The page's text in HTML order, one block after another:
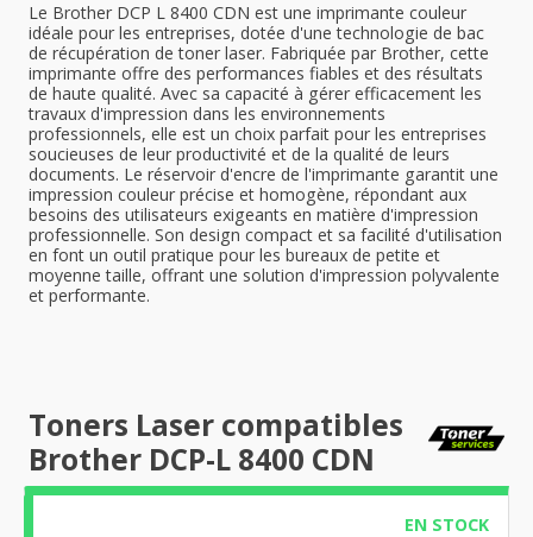
Le Brother DCP L 8400 CDN est une imprimante couleur
idéale pour les entreprises, dotée d'une technologie de bac
de récupération de toner laser. Fabriquée par Brother, cette
imprimante offre des performances fiables et des résultats
de haute qualité. Avec sa capacité à gérer efficacement les
travaux d'impression dans les environnements
professionnels, elle est un choix parfait pour les entreprises
soucieuses de leur productivité et de la qualité de leurs
documents. Le réservoir d'encre de l'imprimante garantit une
impression couleur précise et homogène, répondant aux
besoins des utilisateurs exigeants en matière d'impression
professionnelle. Son design compact et sa facilité d'utilisation
en font un outil pratique pour les bureaux de petite et
moyenne taille, offrant une solution d'impression polyvalente
et performante.
Toners Laser compatibles
Brother DCP-L 8400 CDN
EN STOCK